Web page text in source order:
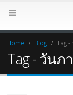
Home Blog Tag -
Tag - วันภ